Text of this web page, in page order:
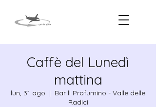
Caffè del Lunedì
mattina
lun, 31 ago
  |
Bar ll Profumino - Valle delle
Radici